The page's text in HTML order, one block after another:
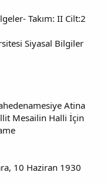
Takım: II Cilt:2
Siyasal Bilgiler
Atina
Mesailin Halli İçin
10 Haziran 1930